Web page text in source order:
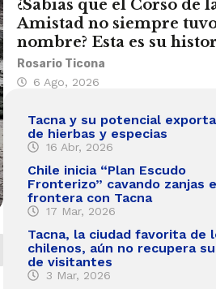
¿Sabías que el Corso de
Amistad no siempre tuvo
nombre? Esta es su
Rosario Ticona
6 Ago, 2026
Tacna y su potencial
de hierbas y especias
16 Abr, 2026
Chile inicia “Plan Escudo
Fronterizo” cavando zanjas
frontera con Tacna
17 Mar, 2026
Tacna, la ciudad favorita de
chilenos, aún no recupera
de visitantes
3 Mar, 2026